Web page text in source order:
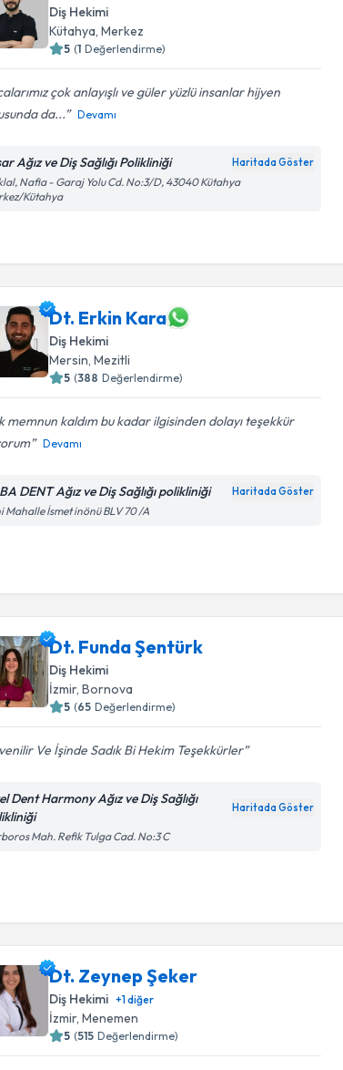
Diş Hekimi
Kütahya ,Merkez
5 (1 Değerlendirme)
çok anlayışlı ve güler yüzlü insanlar hijyen
da...
Devamı
Ağız ve Diş Sağlığı Polikliniği Haritada Göster
Nafia - Garaj Yolu Cd. No:3/D, 43040 Kütahya
Kütahya
Dt. Erkin Kara
Diş Hekimi
Mersin,Mezitli
5 (388 Değerlendirme)
memnun kaldım bu kadar ilgisinden dolayı teşekkür
Devamı
DENT Ağız ve Diş Sağlığı polikliniği Haritada Göster
Mahalle İsmet inönü BLV 70 /A
Dt. Funda Şentürk
Diş Hekimi
İzmir,Bornova
5 (65 Değerlendirme)
Ve İşinde Sadık Bi Hekim Teşekkürler
Dent Harmony Ağız ve Diş Sağlığı
Haritada Göster
Mah. Refik Tulga Cad. No:3 C
Dt. Zeynep Şeker
Diş Hekimi +1diğer
İzmir,Menemen
5 (515 Değerlendirme)